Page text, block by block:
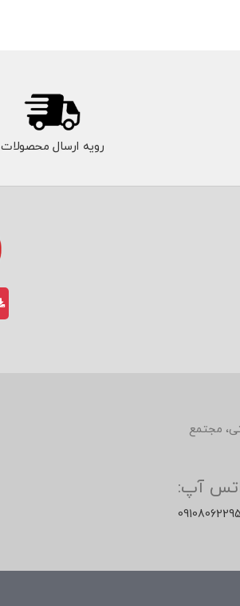
رویه ارسال محصولات
رشتی، مجتمع
آپ:
09108062295